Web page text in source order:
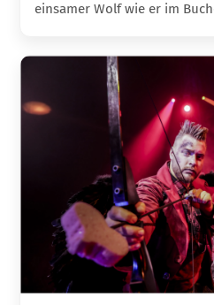
einsamer Wolf wie er im